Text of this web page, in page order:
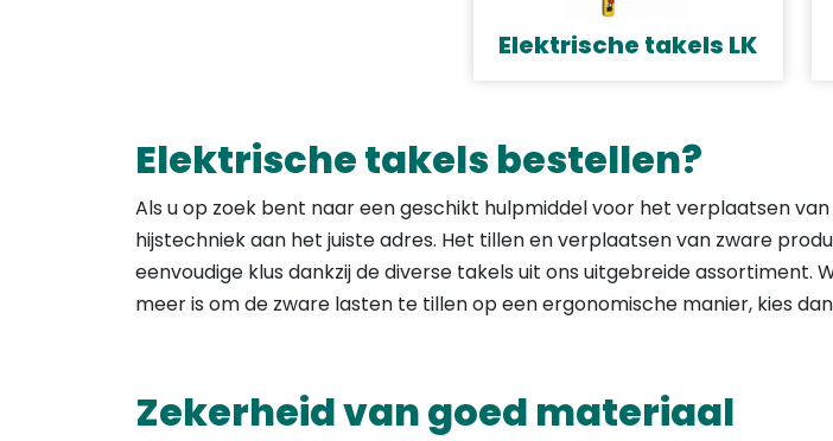
Elektrische takels LK
Elektrische takels bestellen?
Als u op zoek bent naar een geschikt hulpmiddel voor het verplaatsen
hijstechniek aan het juiste adres. Het tillen en verplaatsen van zware
eenvoudige klus dankzij de diverse takels uit ons uitgebreide assortiment.
meer is om de zware lasten te tillen op een ergonomische manier, kies
Zekerheid van goed materiaal